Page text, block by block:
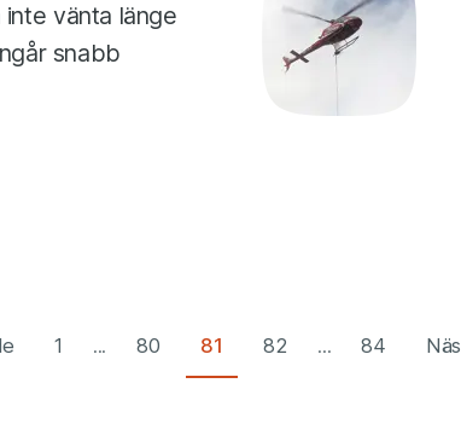
vänta länge
snabb
1 ... 80 81 82 ... 84